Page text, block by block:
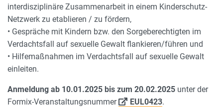
interdisziplinäre Zusammenarbeit in einem Kinderschutz-
Netzwerk zu etablieren / zu fördern,
• Gespräche mit Kindern bzw. den Sorgeberechtigten im
Verdachtsfall auf sexuelle Gewalt flankieren/führen und
• Hilfemaßnahmen im Verdachtsfall auf sexuelle Gewalt
einleiten.
Anmeldung ab 10.01.2025 bis zum 20.02.2025 unter der
Formix-Veranstaltungsnummer
EUL0423.